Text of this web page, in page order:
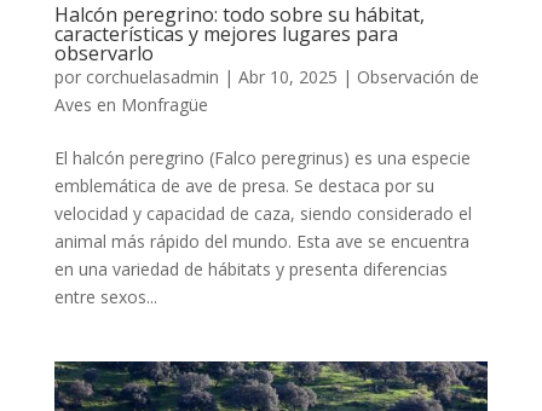
Halcón peregrino: todo sobre su hábitat,
características y mejores lugares para
observarlo
por corchuelasadmin | Abr 10, 2025 | Observación de
Aves en Monfragüe
El halcón peregrino (Falco peregrinus) es una especie
emblemática de ave de presa. Se destaca por su
velocidad y capacidad de caza, siendo considerado el
animal más rápido del mundo. Esta ave se encuentra
en una variedad de hábitats y presenta diferencias
entre sexos...